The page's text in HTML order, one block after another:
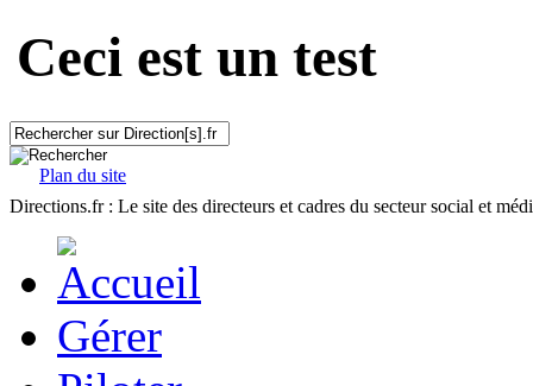
Ceci est un test
Plan du site
Directions.fr : Le site des directeurs et cadres du secteur social et
Gérer